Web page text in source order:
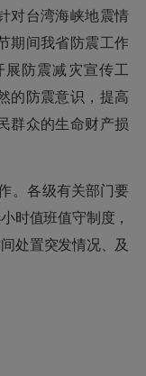
对台湾海峡地震情
期间我省防震工作
防震减灾宣传工
的防震意识，提高
群众的生命财产损
。各级有关部门要
时值班值守制度，
处置突发情况、及